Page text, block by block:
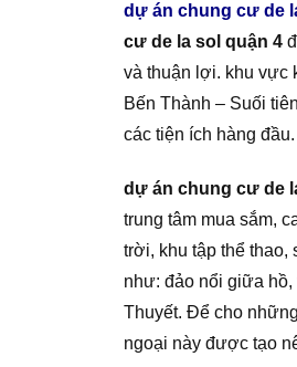
dự án chung cư de
cư de la sol quận 4
và thuận lợi. khu vực
Bến Thành – Suối
các tiện ích hàng đầu.
dự án chung cư de
trung tâm mua sắm,
trời, khu tập thể
như: đảo nổi giữa hồ,
Thuyết. Để cho
ngoại này được tạo